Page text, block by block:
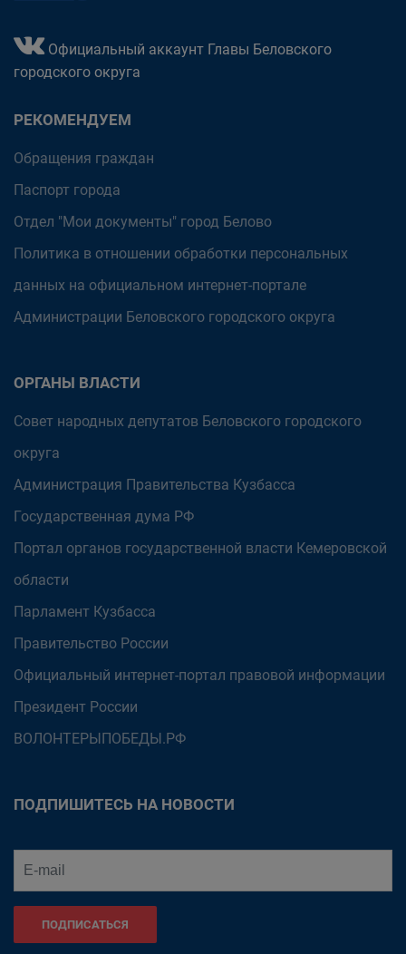
Официальный аккаунт Главы Беловского
городского округа
РЕКОМЕНДУЕМ
Обращения граждан
Паспорт города
Отдел "Мои документы" город Белово
Политика в отношении обработки персональных
данных на официальном интернет-портале
Администрации Беловского городского округа
ОРГАНЫ ВЛАСТИ
Совет народных депутатов Беловского городского
округа
Администрация Правительства Кузбасса
Государственная дума РФ
Портал органов государственной власти Кемеровской
области
Парламент Кузбасса
Правительство России
Официальный интернет-портал правовой информации
Президент России
ВОЛОНТЕРЫПОБЕДЫ.РФ
ПОДПИШИТЕСЬ НА НОВОСТИ
ПОДПИСАТЬСЯ